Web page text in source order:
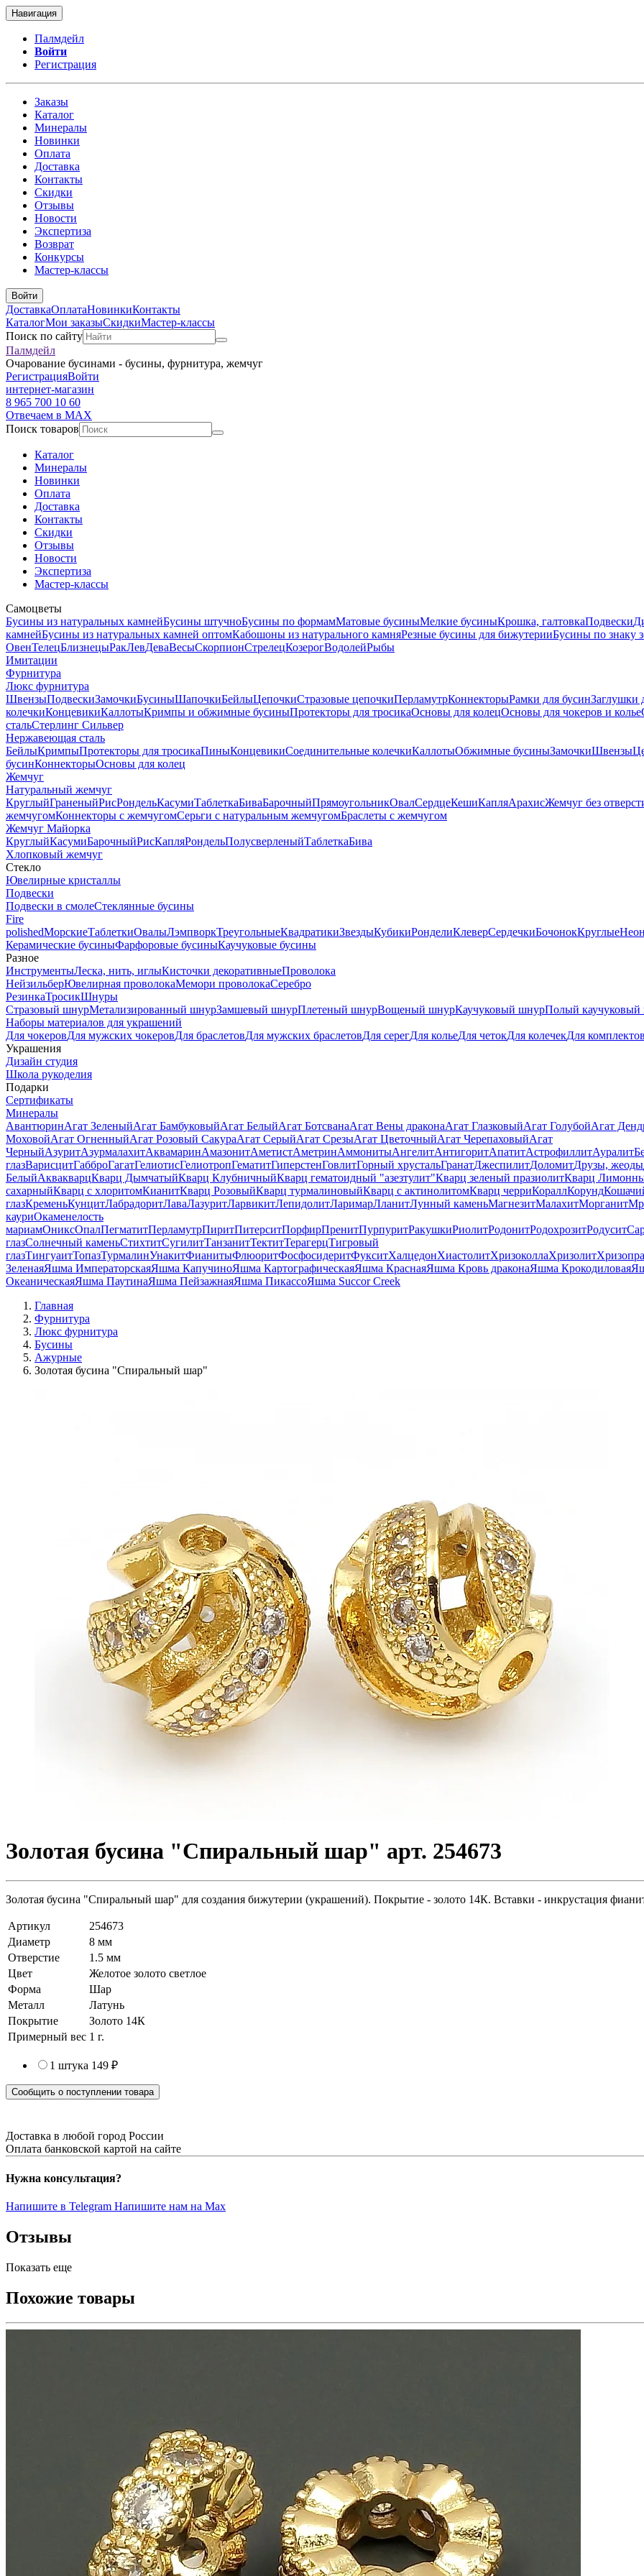
Навигация
Палмдейл
Войти
Регистрация
Заказы
Каталог
Минералы
Новинки
Оплата
Доставка
Контакты
Скидки
Отзывы
Новости
Экспертиза
Возврат
Конкурсы
Мастер-классы
Войти
ДоставкаОплатаНовинкиКонтакты
КаталогМои заказыСкидкиМастер-классы
Поиск по сайту
Палмдейл
Очарование бусинами - бусины, фурнитура, жемчуг
РегистрацияВойти
интернет-магазин
8 965 700 10 60
Отвечаем в MAX
Поиск товаров
Каталог
Минералы
Новинки
Оплата
Доставка
Контакты
Скидки
Отзывы
Новости
Экспертиза
Мастер-классы
Самоцветы
Бусины из натуральных камнейБусины штучноБусины по формамМатовые бусиныМелкие бусиныКрошка, галтовкаПодвески
камнейБусины из натуральных камней оптомКабошоны из натурального камняРезные бусины для бижутерииБусины по знаку
ОвенТелецБлизнецыРакЛевДеваВесыСкорпионСтрелецКозерогВодолейРыбы
Имитации
Фурнитура
Люкс фурнитура
ШвензыПодвескиЗамочкиБусиныШапочкиБейлыЦепочкиСтразовые цепочкиПерламутрКоннекторыРамки для бусинЗаглушки
колечкиКонцевикиКаллотыКримпы и обжимные бусиныПротекторы для тросикаОсновы для колецОсновы для чокеров и колье
стальСтерлинг Сильвер
Нержавеющая сталь
БейлыКримпыПротекторы для тросикаПиныКонцевикиСоединительные колечкиКаллотыОбжимные бусиныЗамочкиШвензы
бусинКоннекторыОсновы для колец
Жемчуг
Натуральный жемчуг
КруглыйГраненыйРисРондельКасумиТаблеткаБиваБарочныйПрямоугольникОвалСердцеКешиКапляАрахисЖемчуг без
жемчугомКоннекторы с жемчугомСерьги с натуральным жемчугомБраслеты с жемчугом
Жемчуг Майорка
КруглыйКасумиБарочныйРисКапляРондельПолусверленыйТаблеткаБива
Хлопковый жемчуг
Стекло
Ювелирные кристаллы
Подвески
Подвески в смолеСтеклянные бусины
Fire
polishedМорскиеТаблеткиОвалыЛэмпворкТреугольныеКвадратикиЗвездыКубикиРонделиКлеверСердечкиБочонокКруглые
Керамические бусиныФарфоровые бусиныКаучуковые бусины
Разное
ИнструментыЛеска, нить, иглыКисточки декоративныеПроволока
НейзильберЮвелирная проволокаМемори проволокаСеребро
РезинкаТросикШнуры
Стразовый шнурМетализированный шнурЗамшевый шнурПлетеный шнурВощеный шнурКаучуковый шнурПолый
Наборы материалов для украшений
Для чокеровДля мужских чокеровДля браслетовДля мужских браслетовДля серегДля кольеДля четокДля колечекДля
Украшения
Дизайн студия
Школа рукоделия
Подарки
Сертификаты
Минералы
АвантюринАгат ЗеленыйАгат БамбуковыйАгат БелыйАгат БотсванаАгат Вены драконаАгат ГлазковыйАгат ГолубойАгат
МоховойАгат ОгненныйАгат Розовый СакураАгат СерыйАгат СрезыАгат ЦветочныйАгат ЧерепаховыйАгат
ЧерныйАзуритАзурмалахитАквамаринАмазонитАметистАметринАммонитыАнгелитАнтигоритАпатитАстрофиллитАуралит
глазВарисцитГабброГагатГелиотисГелиотропГематитГиперстенГовлитГорный хрустальГранатДжеспилитДоломитДрузы, жеоды
БелыйАквакварцКварц ДымчатыйКварц КлубничныйКварц гематоидный "азезтулит"Кварц зеленый празиолитКварц
сахарныйКварц с хлоритомКианитКварц РозовыйКварц турмалиновыйКварц с актинолитомКварц черриКораллКорунд
глазКременьКунцитЛабрадоритЛаваЛазуритЛарвикитЛепидолитЛаримарЛланитЛунный каменьМагнезитМалахитМорганит
кауриОкаменелость
мариамОниксОпалПегматитПерламутрПиритПитерситПорфирПренитПурпуритРакушкиРиолитРодонитРодохрозитРодусит
глазСолнечный каменьСтихтитСугилитТанзанитТектитТерагерцТигровый
глазТингуаитТопазТурмалинУнакитФианитыФлюоритФосфосидеритФукситХалцедонХиастолитХризоколлаХризолит
ЗеленаяЯшма ИмператорскаяЯшма КапучиноЯшма КартографическаяЯшма КраснаяЯшма Кровь драконаЯшма Крокодиловая
ОкеаническаяЯшма ПаутинаЯшма ПейзажнаяЯшма ПикассоЯшма Succor Creek
Главная
Фурнитура
Люкс фурнитура
Бусины
Ажурные
Золотая бусина "Спиральный шар"
Золотая бусина "Спиральный шар" арт. 254673
Золотая бусина "Спиральный шар" для создания бижутерии (украшений). Покрытие - золото 14К. Вставки - инкрустация
Артикул
254673
Диаметр
8 мм
Отверстие
1.5 мм
Цвет
Желотое золото светлое
Форма
Шар
Металл
Латунь
Покрытие
Золото 14К
Примерный вес 1 г.
1 штука 149 ₽
Сообщить о поступлении товара
Доставка в любой город России
Оплата банковской картой на сайте
Нужна консультация?
Напишите в Telegram Напишите нам на Max
Отзывы
Показать еще
Похожие товары